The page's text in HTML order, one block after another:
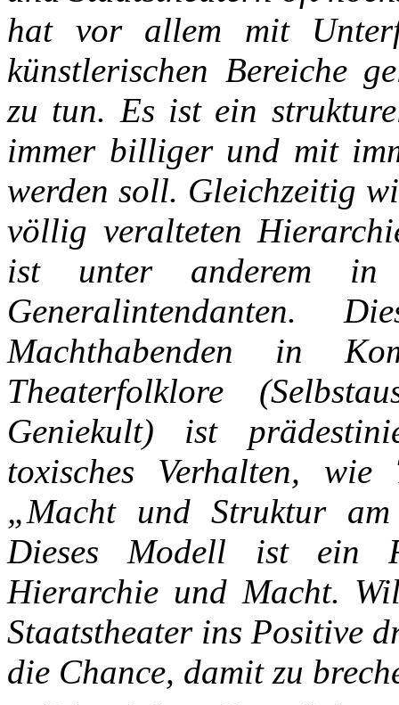
hat vor allem mit
künstlerischen Bereiche
zu tun. Es ist ein
immer billiger und mit
werden soll. Gleichzeitig
völlig veralteten
ist unter anderem in
Generalintendanten.
Machthabenden in
Theaterfolklore
Geniekult) ist
toxisches Verhalten,
„Macht und Struktur
Dieses Modell ist ein
Hierarchie und Macht.
Staatstheater ins Positive
die Chance, damit zu